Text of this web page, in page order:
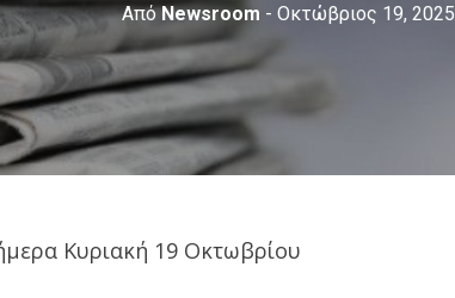
ΑπόNewsroom - Οκτώβριος 19, 2025
Κυριακή 19 Οκτωβρίου